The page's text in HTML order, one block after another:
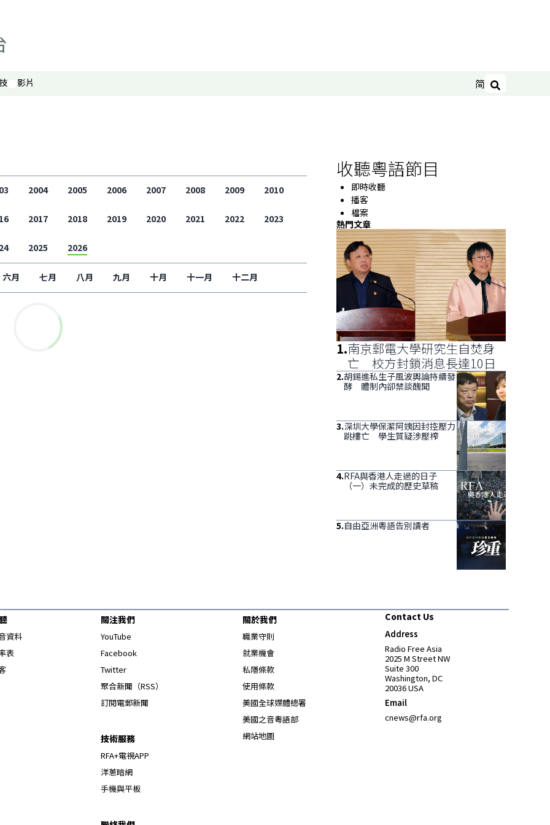
影片 简 搜尋
顯示 關於我們 個子版面
聲音資料
聽眾報料
2004 2005 2006 2007 2008 2009 2010
2017 2018 2019 2020 2021 2022 2023
2025 2026
六月 七月 八月 九月 十月 十一月 十二月
收聽粵語節目
即時收聽
播客
檔案
熱門文章
1.南京郵電大學研究生自焚身
亡 校方封鎖消息長達10日
2.胡錫進私生子風波輿論持續發
酵 體制內卻禁談醜聞
3.深圳大學保潔阿姨因封控壓力
跳樓亡 學生質疑涉壓榨
4.RFA與香港人走過的日子
（一）未完成的歷史草稿
5.自由亞洲粵語告別讀者
資料
表
關注我們
YouTube
Facebook
Twitter
聚合新聞（RSS）
訂閱電郵新聞
技術服務
RFA+電視APP
洋蔥暗網
手機與平板
關於我們
職業守則
就業機會
私隱條款
使用條款
美國全球媒體總署 Opens in new window
美國之音粵語部Opens in new window
網站地圖Opens in new window
Contact Us
Address
Radio Free Asia
2025 M Street NW
Suite 300
Washington, DC
20036 USA
Email
cnews@rfa.org